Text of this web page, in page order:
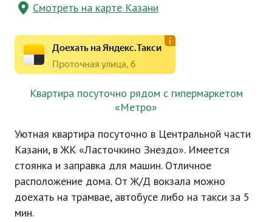
Смотреть на карте Казани
Доехать на Яндекс.Такси
Проточная улица, 6
Квартира посуточно рядом с гипермаркетом
«Метро»
Уютная квартира посуточно в Центральной части
Казани, в ЖК «Ласточкино Знездо». Имеется
стоянка и заправка для машин. Отличное
расположение дома. От Ж/Д вокзала можно
доехать на трамвае, автобусе либо на такси за 5
мин.